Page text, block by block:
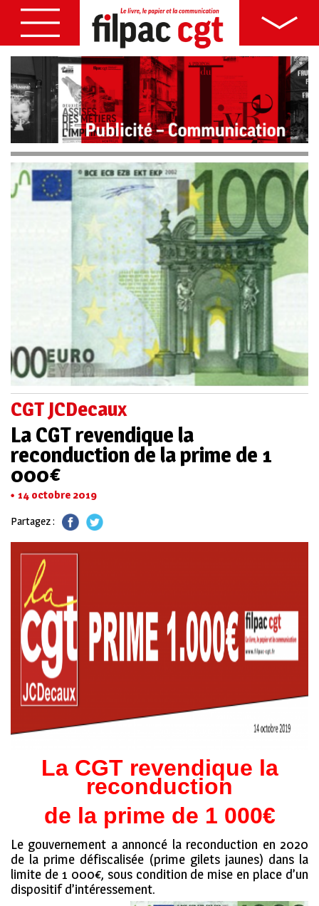
CGT JCDecaux
La CGT revendique la
reconduction de la prime de 1
000€
14 octobre 2019
Partagez :
La CGT revendique la
reconduction
de la prime de 1 000€
Le gouvernement a annoncé la reconduction en 2020
de la prime défiscalisée (prime gilets jaunes) dans la
limite de 1 000€, sous condition de mise en place d’un
dispositif d’intéressement.